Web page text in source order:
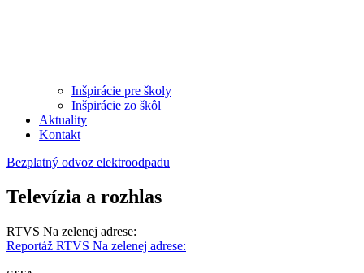
Inšpirácie pre školy
Inšpirácie zo škôl
Aktuality
Kontakt
Bezplatný odvoz elektroodpadu
Televízia a rozhlas
RTVS Na zelenej adrese:
Reportáž RTVS Na zelenej adrese: